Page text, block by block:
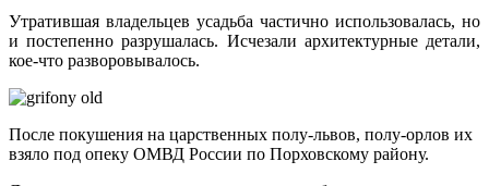
Утратившая владельцев усадьба частично использовалась, но
и постепенно разрушалась. Исчезали архитектурные детали,
кое-что разворовывалось.
После покушения на царственных полу-львов, полу-орлов их
взяло под опеку ОМВД России по Порховскому району.